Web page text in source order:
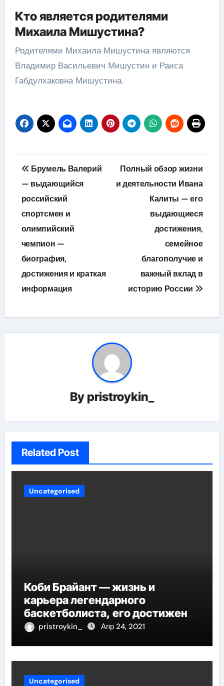
Кто является родителями
Михаила Мишустина?
Родителями Михаила Мишустина являются
Владимир Васильевич Мишустин и Раиса
Габдулхаковна Мишустина.
Навигация
по
записям
Брумель Валерий
— выдающийся
российский
спортсмен и
олимпийский
чемпион —
биография,
достижения и краткая
информация
Полный обзор жизни
и деятельности Ивана
Калиты — его
выдающиеся
достижения,
семейное
благополучие и
важный вклад в
историю России
By pristroykin_
Related Post
Uncategorised
Коби Брайант — жизнь и
карьера легендарного
баскетболиста, его достижения
и наследие
pristroykin_ Апр 24, 2021
Uncategorised